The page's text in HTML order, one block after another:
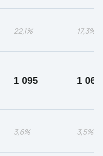
22,1% 17,3%
1 095 1 068
3,6% 3,5%